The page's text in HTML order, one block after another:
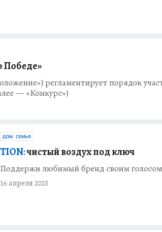
Победе»
регламентирует порядок
— «Конкурс»)
ДОМ. СЕМЬЯ
TION:чистый воздух под ключ
Поддержи любимый бренд своим
16 апреля 2025